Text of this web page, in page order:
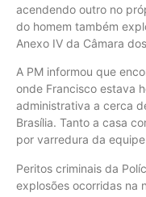
acendendo outro no
do homem também
Anexo IV da Câmara
A PM informou que
onde Francisco estava
administrativa a cerca
Brasília. Tanto a casa
por varredura da
Peritos criminais da
explosões ocorridas na